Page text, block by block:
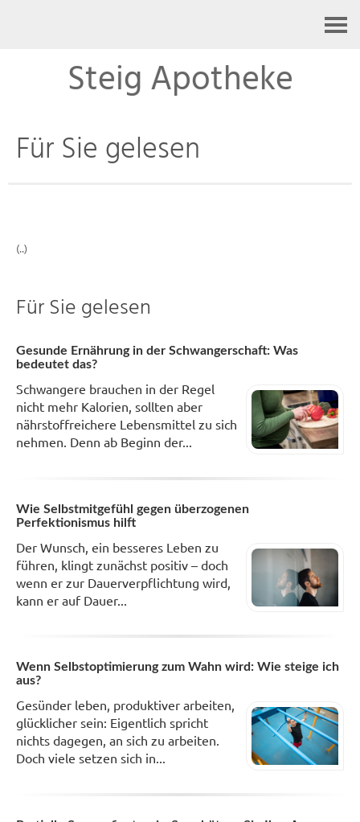
Steig Apotheke
Für Sie gelesen
(..)
Für Sie gelesen
Gesunde Ernährung in der Schwangerschaft: Was
bedeutet das?
Schwangere brauchen in der Regel
nicht mehr Kalorien, sollten aber
nährstoffreichere Lebensmittel zu sich
nehmen. Denn ab Beginn der...
Wie Selbstmitgefühl gegen überzogenen
Perfektionismus hilft
Der Wunsch, ein besseres Leben zu
führen, klingt zunächst positiv – doch
wenn er zur Dauerverpflichtung wird,
kann er auf Dauer...
Wenn Selbstoptimierung zum Wahn wird: Wie steige ich
aus?
Gesünder leben, produktiver arbeiten,
glücklicher sein: Eigentlich spricht
nichts dagegen, an sich zu arbeiten.
Doch viele setzen sich in...